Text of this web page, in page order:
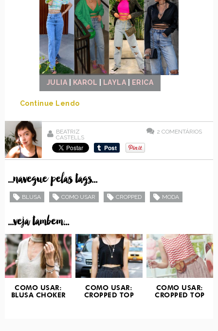
JULIA KAROL LAYLA ERICA
Continue Lendo
BEATRIZ
CASTELLS
2 COMENTÁRIOS
...navegue pelas tags...
BLUSA COMO USAR CROPPED MODA
...veja tambem...
COMO USAR:
BLUSA CHOKER
COMO USAR:
CROPPED TOP
COMO USAR:
CROPPED TOP